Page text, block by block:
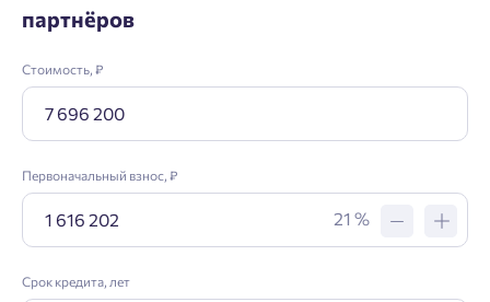
партнёров
Стоимость, ₽
Первоначальный взнос, ₽
21 %
Срок кредита, лет